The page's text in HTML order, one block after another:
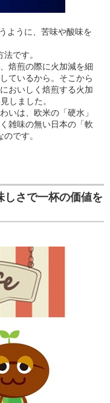
ように、苦味や酸味を
です。
焙煎の際に火加減を細
ているから。そこから
おいしく焙煎する火加
しました。
いは、欧米の「硬水」
雑味の無い日本の「軟
です。
しさで一杯の価値を